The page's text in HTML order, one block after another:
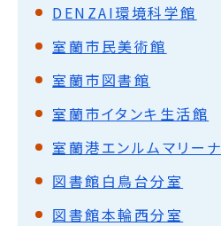
DENZAI環境科学館
室蘭市民美術館
室蘭市図書館
室蘭市イタンキ生活館
室蘭港エンルムマリーナ
図書館白鳥台分室
図書館本輪西分室